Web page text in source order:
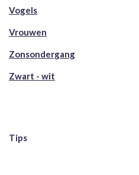
Vogels
Vrouwen
Zonsondergang
Zwart - wit
Tips